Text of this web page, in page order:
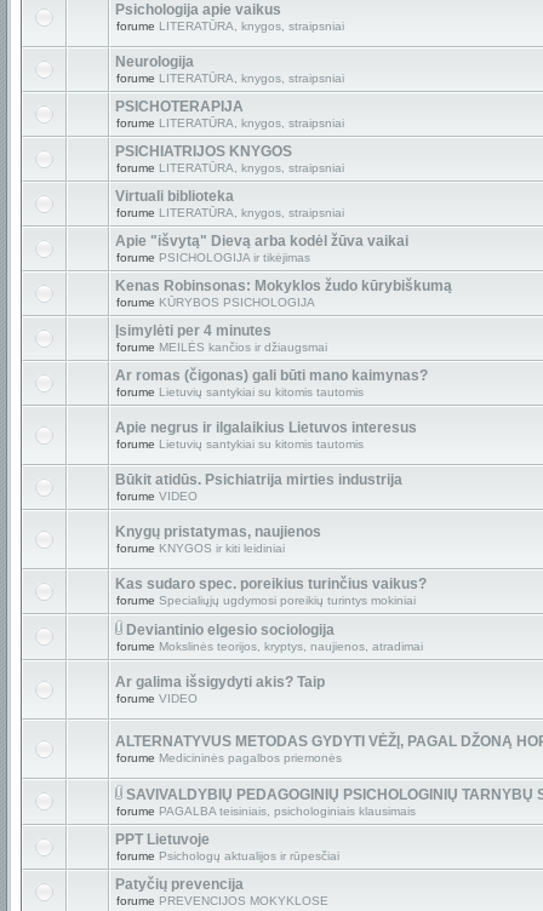
Psichologija apie vaikus
forume LITERATŪRA, knygos, straipsniai
Neurologija
forume LITERATŪRA, knygos, straipsniai
PSICHOTERAPIJA
forume LITERATŪRA, knygos, straipsniai
PSICHIATRIJOS KNYGOS
forume LITERATŪRA, knygos, straipsniai
Virtuali biblioteka
forume LITERATŪRA, knygos, straipsniai
Apie "išvytą" Dievą arba kodėl žūva vaikai
forume PSICHOLOGIJA ir tikėjimas
Kenas Robinsonas: Mokyklos žudo kūrybiškumą
forume KŪRYBOS PSICHOLOGIJA
Įsimylėti per 4 minutes
forume MEILĖS kančios ir džiaugsmai
Ar romas (čigonas) gali būti mano kaimynas?
forume Lietuvių santykiai su kitomis tautomis
Apie negrus ir ilgalaikius Lietuvos interesus
forume Lietuvių santykiai su kitomis tautomis
Būkit atidūs. Psichiatrija mirties industrija
forume VIDEO
Knygų pristatymas, naujienos
forume KNYGOS ir kiti leidiniai
Kas sudaro spec. poreikius turinčius vaikus?
forume Specialiųjų ugdymosi poreikių turintys mokiniai
Deviantinio elgesio sociologija
forume Mokslinės teorijos, kryptys, naujienos, atradimai
Ar galima išsigydyti akis? Taip
forume VIDEO
ALTERNATYVUS METODAS GYDYTI VĖŽĮ, PAGAL DŽONĄ
forume Medicininės pagalbos priemonės
SAVIVALDYBIŲ PEDAGOGINIŲ PSICHOLOGINIŲ TARNYBŲ
forume PAGALBA teisiniais, psichologiniais klausimais
PPT Lietuvoje
forume Psichologų aktualijos ir rūpesčiai
Patyčių prevencija
forume PREVENCIJOS MOKYKLOSE